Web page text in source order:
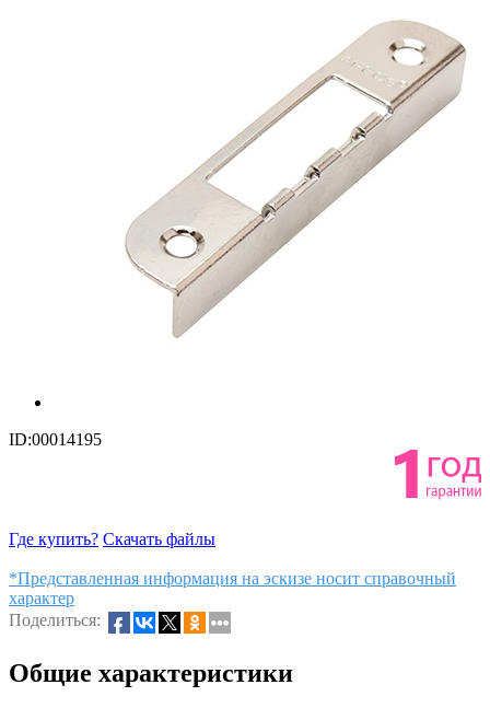
ID:00014195
Где купить? Скачать файлы
*Представленная информация на эскизе носит справочный
характер
Поделиться:
Общие характеристики